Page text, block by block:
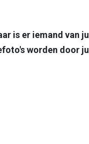
is er iemand van
worden door